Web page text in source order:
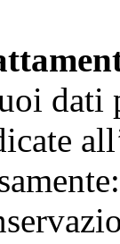
dati